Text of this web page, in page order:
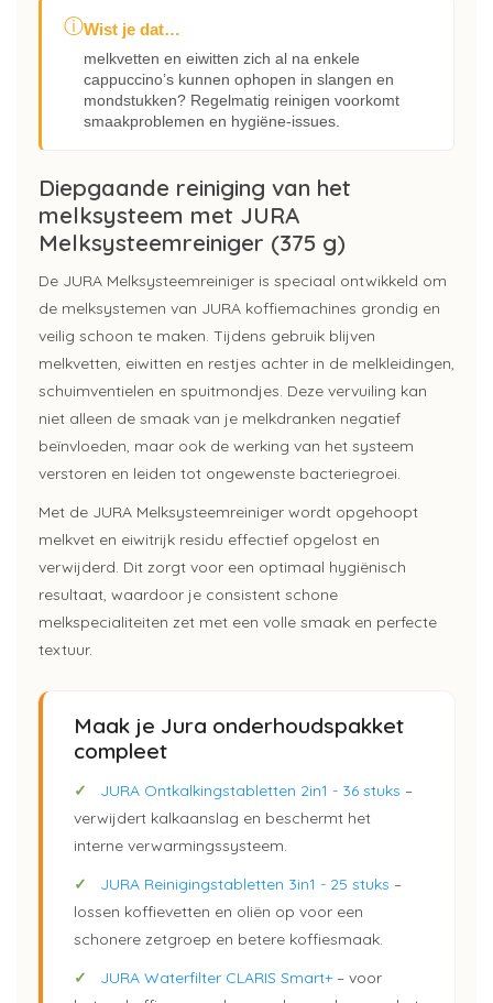
ⓘWist je dat…
melkvetten en eiwitten zich al na enkele
cappuccino’s kunnen ophopen in slangen en
mondstukken? Regelmatig reinigen voorkomt
smaakproblemen en hygiëne-issues.
Diepgaande reiniging van het
melksysteem met JURA
Melksysteemreiniger (375 g)
De JURA Melksysteemreiniger is speciaal ontwikkeld om
de melksystemen van JURA koffiemachines grondig en
veilig schoon te maken. Tijdens gebruik blijven
melkvetten, eiwitten en restjes achter in de melkleidingen,
schuimventielen en spuitmondjes. Deze vervuiling kan
niet alleen de smaak van je melkdranken negatief
beïnvloeden, maar ook de werking van het systeem
verstoren en leiden tot ongewenste bacteriegroei.
Met de JURA Melksysteemreiniger wordt opgehoopt
melkvet en eiwitrijk residu effectief opgelost en
verwijderd. Dit zorgt voor een optimaal hygiënisch
resultaat, waardoor je consistent schone
melkspecialiteiten zet met een volle smaak en perfecte
textuur.
Maak je Jura onderhoudspakket
compleet
✓ JURA Ontkalkingstabletten 2in1 - 36 stuks –
verwijdert kalkaanslag en beschermt het
interne verwarmingssysteem.
✓
JURA Reinigingstabletten 3in1 - 25 stuks –
lossen koffievetten en oliën op voor een
schonere zetgroep en betere koffiesmaak.
✓
JURA Waterfilter CLARIS Smart+– voor